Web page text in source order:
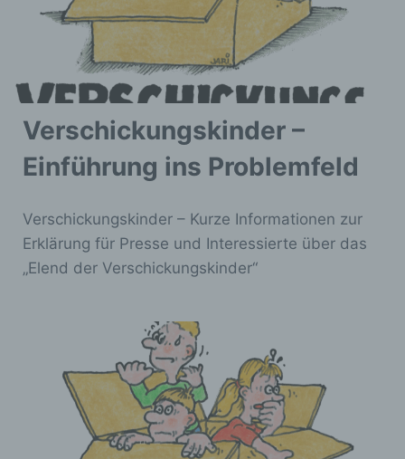
Verschickungskinder –
Einführung ins Problemfeld
Verschickungskinder – Kurze Informationen zur
Erklärung für Presse und Interessierte über das
„Elend der Verschickungskinder“